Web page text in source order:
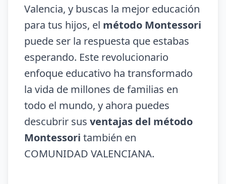
Valencia, y buscas la mejor educación
para tus hijos, el método Montessori
puede ser la respuesta que estabas
esperando. Este revolucionario
enfoque educativo ha transformado
la vida de millones de familias en
todo el mundo, y ahora puedes
descubrir sus ventajas del método
Montessori también en
COMUNIDAD VALENCIANA.